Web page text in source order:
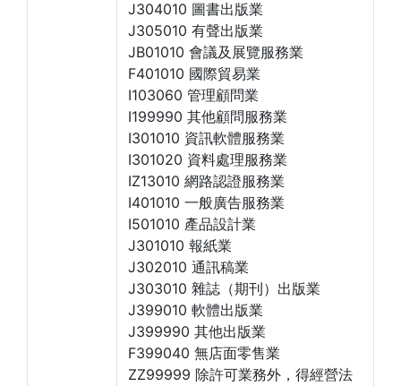
J304010 圖書出版業
J305010 有聲出版業
JB01010 會議及展覽服務業
F401010 國際貿易業
I103060 管理顧問業
I199990 其他顧問服務業
I301010 資訊軟體服務業
I301020 資料處理服務業
IZ13010 網路認證服務業
I401010 一般廣告服務業
I501010 產品設計業
J301010 報紙業
J302010 通訊稿業
J303010 雜誌（期刊）出版業
J399010 軟體出版業
J399990 其他出版業
F399040 無店面零售業
ZZ99999 除許可業務外，得經營法